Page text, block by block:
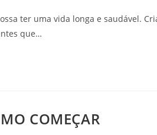
ter uma vida longa e saudável.
que…
COMEÇAR